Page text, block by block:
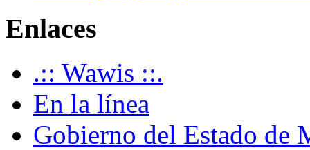
Enlaces
.:: Wawis ::.
En la línea
Gobierno del Estado de